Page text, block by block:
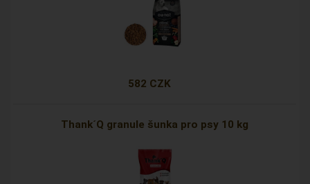
582 CZK
Thank´Q granule šunka pro psy 10 kg